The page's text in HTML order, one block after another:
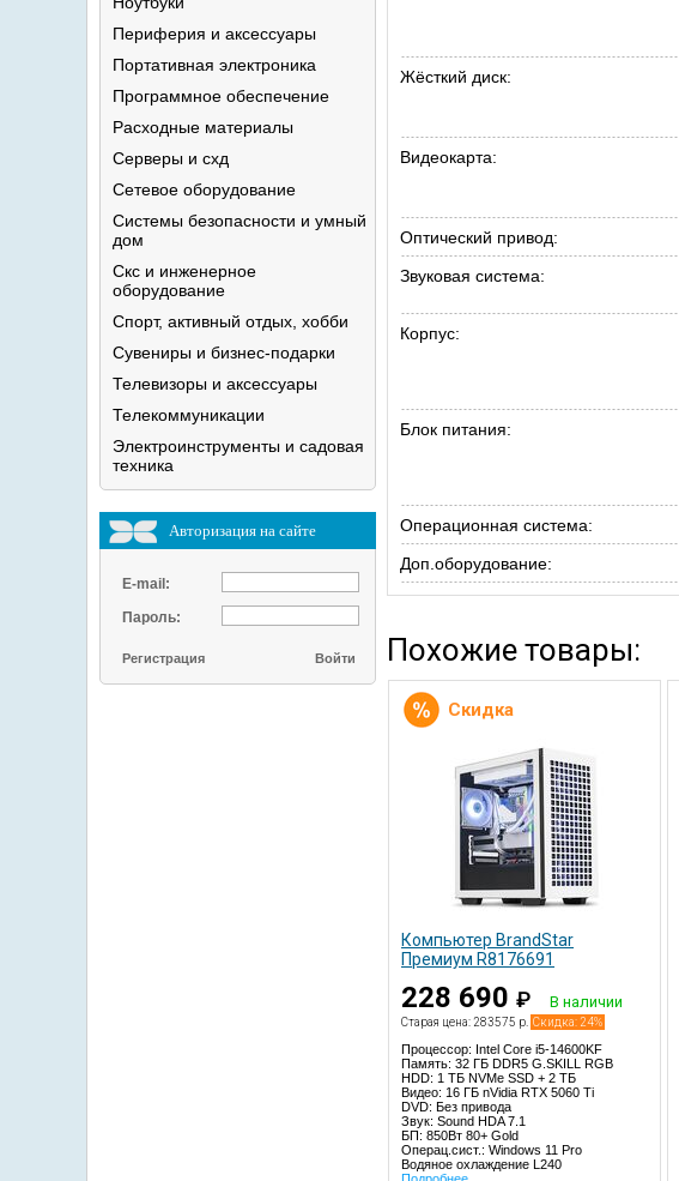
Периферия и аксессуары
Портативная электроника
Программное обеспечение
Расходные материалы
Серверы и схд
Сетевое оборудование
Системы безопасности и умный
дом
Скс и инженерное
оборудование
Спорт, активный отдых, хобби
Сувениры и бизнес-подарки
Телевизоры и аксессуары
Телекоммуникации
Электроинструменты и садовая
техника
Авторизация на сайте
E-mail:
Пароль:
Регистрация
Жёсткий диск:
Видеокарта:
Оптический привод:
Звуковая система:
Корпус:
Блок питания:
Операционная система:
Доп.оборудование:
Похожие товары:
Скидка
Компьютер BrandStar
Премиум R8176691
228 690 ₽ В наличии
Старая цена: 283575 р. Скидка: 24%
Процессор: Intel Core i5-14600KF
Память: 32 ГБ DDR5 G.SKILL RGB
HDD: 1 TБ NVMe SSD + 2 TБ
Видео: 16 ГБ nVidia RTX 5060 Ti
DVD: Без привода
Звук: Sound HDA 7.1
БП: 850Вт 80+ Gold
Операц.сист.: Windows 11 Pro
Водяное охлаждение L240